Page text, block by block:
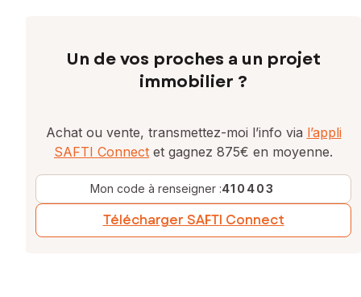
Un de vos proches a un projet
immobilier ?
Achat ou vente, transmettez-moi l’info via l’appli
SAFTI Connect et gagnez 875€ en moyenne.
Mon code à renseigner :410403
Télécharger SAFTI Connect